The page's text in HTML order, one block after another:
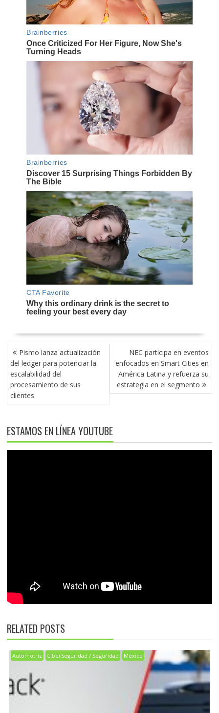
NAVEGACIÓN
DE
ENTRADAS
Pismo lanza actualización
del ledger para potenciar la
escalabilidad del
procesamiento de sus
clientes
NEC participa en eventos
enfocados en Smart Cities en
América Latina y refuerza su
estrategia en el segmento
ESTAMOS EN LÍNEA YOUTUBE
RELATED POSTS
Automotriz CiberSeguridad / Seguridad México